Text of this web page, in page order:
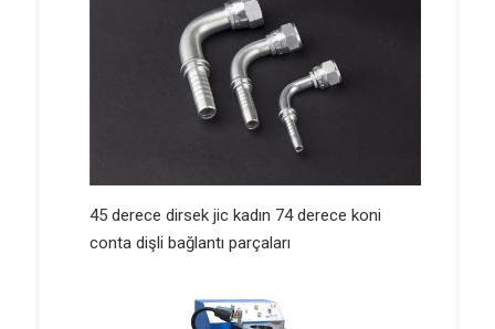
45 derece dirsek jic kadın 74 derece koni
conta dişli bağlantı parçaları